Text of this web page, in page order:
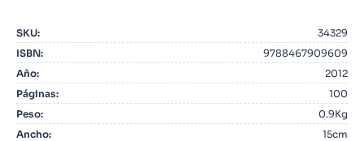
SKU:
34329
ISBN:
9788467909609
Año:
2012
Páginas:
100
Peso:
0.9Kg
Ancho:
15cm
2. Blue Lock
3.
4. Odisea
5. Manga